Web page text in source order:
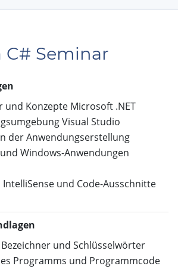
C# Seminar
und Konzepte Microsoft .NET
Visual Studio
der Anwendungserstellung
Windows-Anwendungen
IntelliSense und Code-Ausschnitte
Bezeichner und Schlüsselwörter
Programms und Programmcode